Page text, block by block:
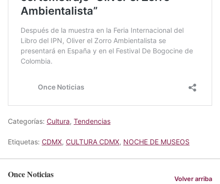
Categorías: Cultura, Tendencias
Etiquetas: CDMX, CULTURA CDMX, NOCHE DE MUSEOS
Once Noticias Volver arriba